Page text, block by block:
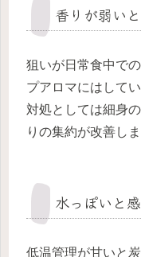
香りが弱い
狙いが日常食中で
プアロマにはしてい
対処としては細身
りの集約が改善しま
水っぽいと
低温管理が甘いと